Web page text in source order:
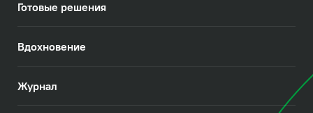
Готовые решения
Вдохновение
Журнал